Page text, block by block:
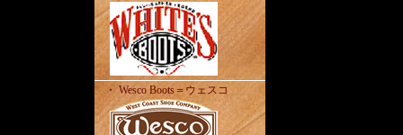
・ Wesco Boots＝ウェスコ